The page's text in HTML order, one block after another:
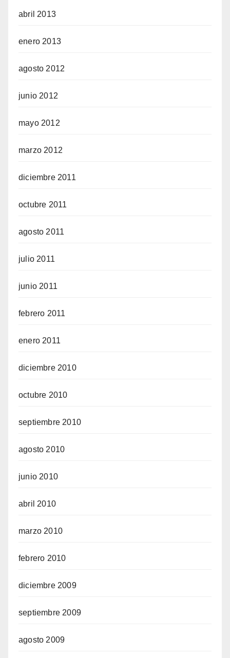
abril 2013
enero 2013
agosto 2012
junio 2012
mayo 2012
marzo 2012
diciembre 2011
octubre 2011
agosto 2011
julio 2011
junio 2011
febrero 2011
enero 2011
diciembre 2010
octubre 2010
septiembre 2010
agosto 2010
junio 2010
abril 2010
marzo 2010
febrero 2010
diciembre 2009
septiembre 2009
agosto 2009